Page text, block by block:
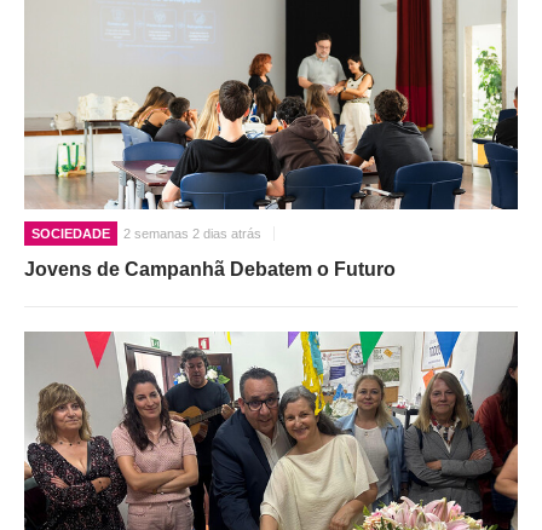
SOCIEDADE 2 semanas 2 dias atrás
Jovens de Campanhã Debatem o Futuro